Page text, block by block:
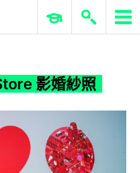
影婚紗照
ERP 與商業 AI
影婚紗照